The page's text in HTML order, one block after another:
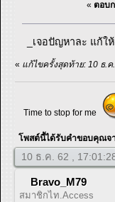
« ตอบ
_เจอปัญหาละ แก้ใ
« แก้ไขครั้งสุดท้าย: 10 ธ.ค
Time to stop for me
โพสต์นี้ได้รับคำขอบคุณจ
10 ธ.ค. 62 ,
Bravo_M79
สมาชิกไท.Access